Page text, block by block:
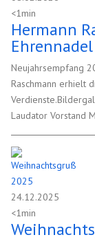
<1min
Hermann
Ehrennadel
Neujahrsempfang
Raschmann erhielt
Laudator Vorstand
24.12.2025
<1min